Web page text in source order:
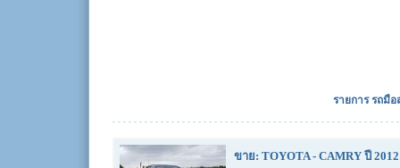
รายการ รถมื
ขาย: TOYOTA - CAMRY ปี